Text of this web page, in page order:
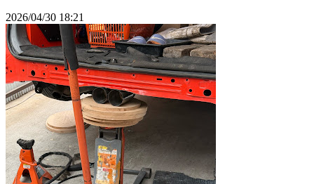
2026/04/30 18:21